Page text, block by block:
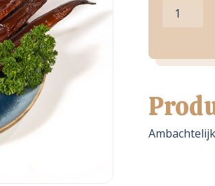
Gerookte